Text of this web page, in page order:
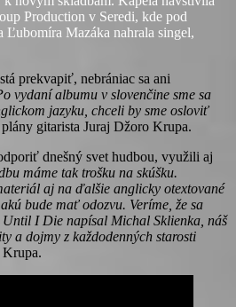
Production v Seredi, kde pod
Mazáka nahrala singel,
prekvapiť, nebrániac sa ani
vydaní albumu v slovenčine sme sa
jazyku, chceli by sme osloviť
plány gitarista Juraj Džoro Krupa.
dnešný svet hudbou, využili aj
máme tak trošku na skúšku.
aj na ďalšie anglicky otextované
bude mať odozvu. Veríme, že sa
I Die napísal Michal Sklienka, náš
a dojmy z každodenných starosti